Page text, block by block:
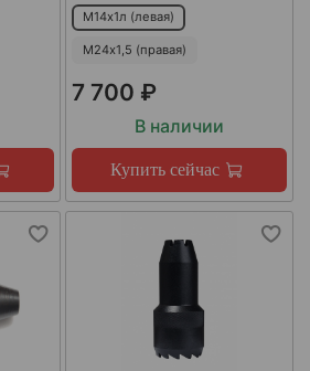
М14х1л (левая)
М24х1,5 (правая)
7 700 ₽
В наличии
Купить сейчас